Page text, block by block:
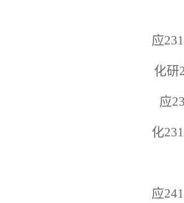
应
化研
应
化
应